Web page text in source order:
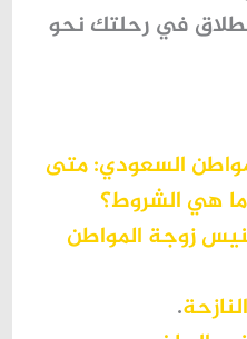
في رحلتك نحو
السعودي: متى
هي الشروط؟
زوجة المواطن
.